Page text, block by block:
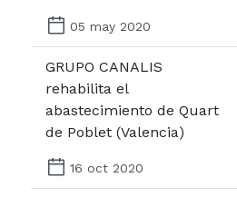
05 may 2020
GRUPO CANALIS
rehabilita el
abastecimiento de Quart
de Poblet (Valencia)
16 oct 2020